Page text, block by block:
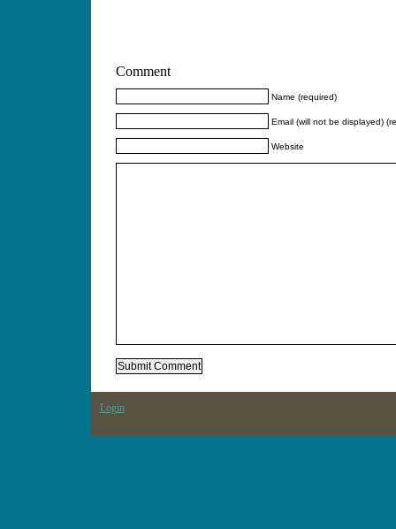
Comment
Name (required)
Email (will not be displayed)
Website
Login